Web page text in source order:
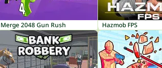
Merge 2048 Gun Rush Hazmob FPS